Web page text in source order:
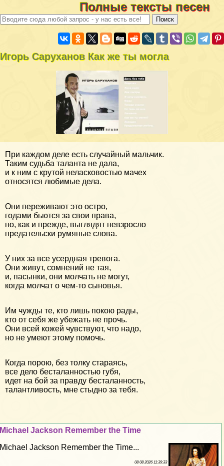
Полные тексты песен
Игорь Саруханов Как же ты могла
При каждом деле есть случайный мальчик.
Таким судьба таланта не дала,
и к ним с крутой неласковостью мачех
относятся любимые дела.
Они переживают это остро,
годами бьются за свои права,
но, как и прежде, выглядят невзросло
предательски румяные слова.
У них за все усердная тревога.
Они живут, сомнений не тая,
и, пасынки, они молчать не могут,
когда молчат о чем-то сыновья.
Им чужды те, кто лишь покою рады,
кто от себя же убежать не прочь.
Они всей кожей чувствуют, что надо,
но не умеют этому помочь.
Когда порою, без толку стараясь,
все дело бесталанностью губя,
идет на бой за правду бесталанность,
талантливость, мне стыдно за тебя.
Michael Jackson Remember the Time
Michael Jackson Remember the Time...
08 08 2026 11:39:33